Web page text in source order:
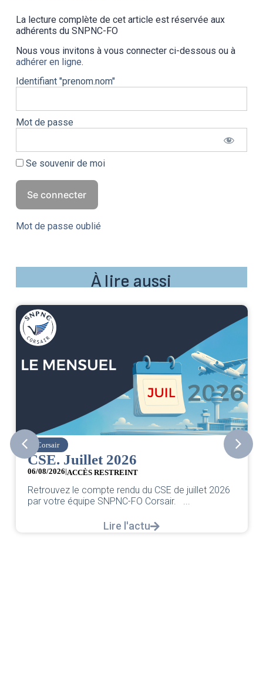
La lecture complète de cet article est réservée aux
adhérents du SNPNC-FO
Nous vous invitons à vous connecter ci-dessous ou à
adhérer en ligne.
Identifiant "prenom.nom"
Mot de passe
Se souvenir de moi
Mot de passe oublié
À lire aussi
Corsair
CSE. Juillet 2026
06/08/2026|ACCÈS RESTREINT
Retrouvez le compte rendu du CSE de juillet 2026
par votre équipe SNPNC-FO Corsair. ...
Lire l'actu